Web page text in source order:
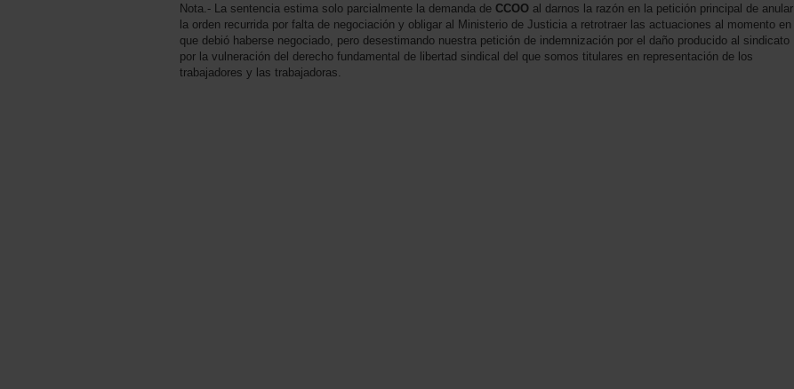
Nota.- La sentencia estima solo parcialmente la demanda de CCOO al darnos la razón en la petición principal de anular
la orden recurrida por falta de negociación y obligar al Ministerio de Justicia a retrotraer las actuaciones al momento en
que debió haberse negociado, pero desestimando nuestra petición de indemnización por el daño producido al sindicato
por la vulneración del derecho fundamental de libertad sindical del que somos titulares en representación de los
trabajadores y las trabajadoras.